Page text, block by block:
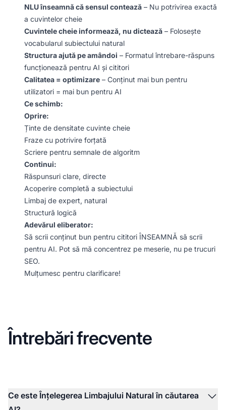
NLU înseamnă că sensul contează – Nu potrivirea exactă
a cuvintelor cheie
Cuvintele cheie informează, nu dictează – Folosește
vocabularul subiectului natural
Structura ajută pe amândoi – Formatul întrebare-răspuns
funcționează pentru AI și cititori
Calitatea = optimizare – Conținut mai bun pentru
utilizatori = mai bun pentru AI
Ce schimb:
Oprire:
Ținte de densitate cuvinte cheie
Fraze cu potrivire forțată
Scriere pentru semnale de algoritm
Continui:
Răspunsuri clare, directe
Acoperire completă a subiectului
Limbaj de expert, natural
Structură logică
Adevărul eliberator:
Să scrii conținut bun pentru cititori ÎNSEAMNĂ să scrii
pentru AI. Pot să mă concentrez pe meserie, nu pe trucuri
SEO.
Mulțumesc pentru clarificare!
Întrebări frecvente
Ce este Înțelegerea Limbajului Natural în căutarea